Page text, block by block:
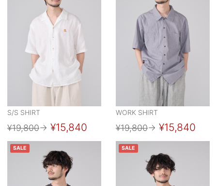
S/S SHIRT
¥19,800→ ¥15,840
WORK SHIRT
¥19,800→ ¥15,840
SALE SALE